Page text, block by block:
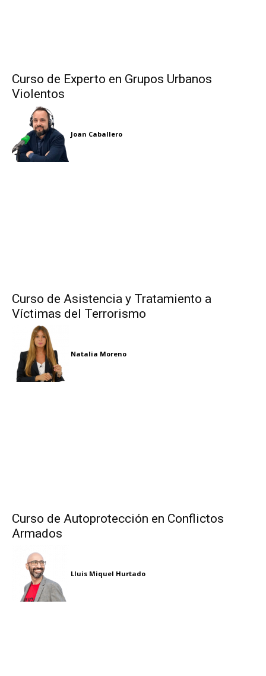
Curso de Experto en Grupos Urbanos
Violentos
Joan Caballero
Curso de Asistencia y Tratamiento a
Víctimas del Terrorismo
Natalia Moreno
Curso de Autoprotección en Conflictos
Armados
Lluis Miquel Hurtado